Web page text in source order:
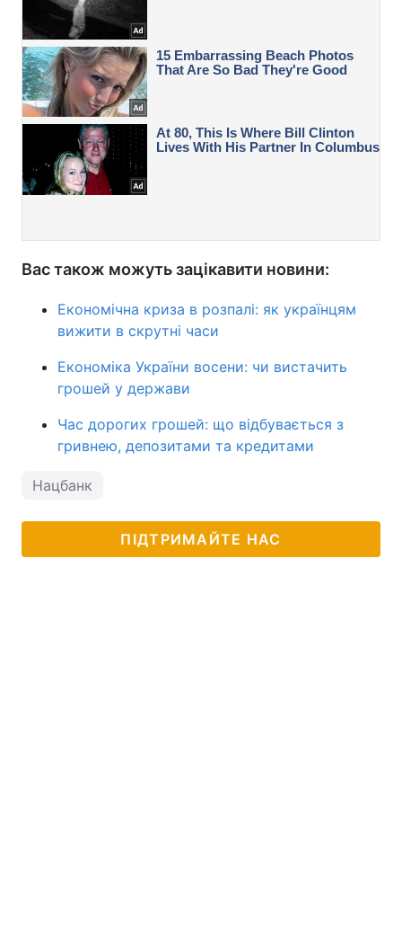
Вас також можуть зацікавити новини:
Економічна криза в розпалі: як українцям
вижити в скрутні часи
Економіка України восени: чи вистачить
грошей у держави
Час дорогих грошей: що відбувається з
гривнею, депозитами та кредитами
Нацбанк
ПІДТРИМАЙТЕ НАС